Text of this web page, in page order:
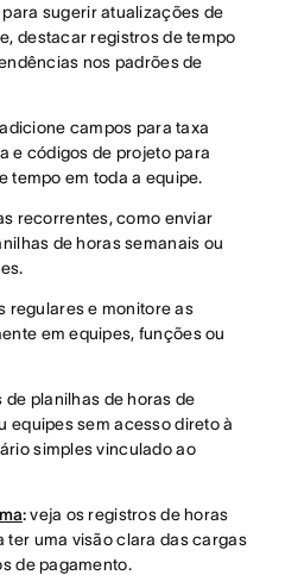
sugerir atualizações de
destacar registros de tempo
nos padrões de
adicione campos para taxa
e códigos de projeto para
tempo em toda a equipe.
recorrentes, como enviar
de horas semanais ou
regulares e monitore as
em equipes, funções ou
de planilhas de horas de
equipes sem acesso direto à
simples vinculado ao
:veja os registros de horas
ter uma visão clara das cargas
de pagamento.